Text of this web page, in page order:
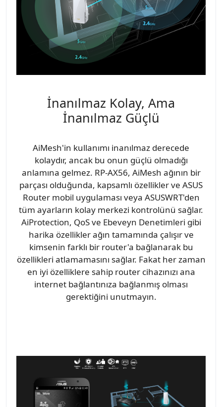
İnanılmaz Kolay, Ama
İnanılmaz Güçlü
AiMesh'in kullanımı inanılmaz derecede
kolaydır, ancak bu onun güçlü olmadığı
anlamına gelmez. RP-AX56, AiMesh ağının bir
parçası olduğunda, kapsamlı özellikler ve ASUS
Router mobil uygulaması veya ASUSWRT'den
tüm ayarların kolay merkezi kontrolünü sağlar.
AiProtection, QoS ve Ebeveyn Denetimleri gibi
harika özellikler ağın tamamında çalışır ve
kimsenin farklı bir router'a bağlanarak bu
özellikleri atlamamasını sağlar. Fakat her zaman
en iyi özelliklere sahip router cihazınızı ana
internet bağlantınıza bağlanmış olması
gerektiğini unutmayın.